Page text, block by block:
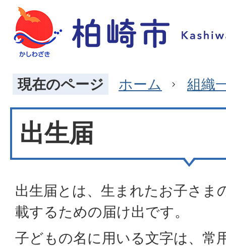
現在のページ ホーム 組織
出生届
出生届とは、生まれたお子さま
載するための届け出です。
子どもの名に用いる文字は、常